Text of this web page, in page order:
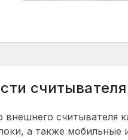
считывателя
а также мобильные